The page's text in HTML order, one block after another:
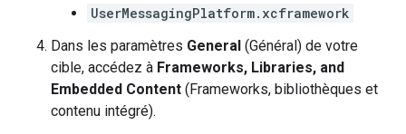
UserMessagingPlatform.xcframework
Dans les paramètres General (Général) de votre
cible, accédez à Frameworks, Libraries, and
Embedded Content (Frameworks, bibliothèques et
contenu intégré).